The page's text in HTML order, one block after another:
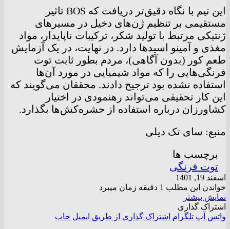
این تیم با نگاه دقیق‌تر دریافت که BOS تاثیر
مستقیمی بر تنظیم ژن‌های دخیل در مسیر‌های
ژنتیکی مرتبط با تولید شکر، ترکیبات ناپایدار، مواد
مغذی و آمینو اسید‌ها دارد. در نهایت، در یک آزمایش
طعم کور (بدون آگاهی)، مردم بطور ثابت توت
فرنگی‌هایی را که مواد شیمیایی در مورد آن‌ها
استفاده نشده بود ترجیح دادند. محققان می‌گویند که
این کار تحقیقی می‌تواند رهنمودی در اختیار
کشاورزان درباره استفاده از حشره‌کش‌ها بگذارد.
منبع: سای تک دیلی
برچسب ها
توت فرنگی
اسفند 19, 1401
خواندن این مطلب 1 دقیقه زمان میبرد
نمایش بیشتر
اشتراک گذاری
واتس آپ تلگرام اشتراک گذاری از طریق ایمیل چاپ